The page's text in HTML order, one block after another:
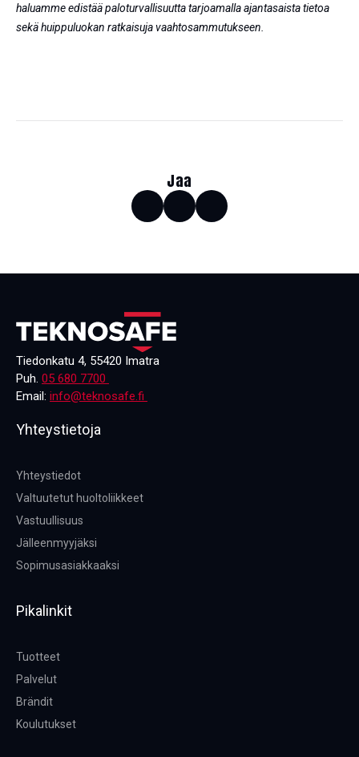
haluamme edistää paloturvallisuutta tarjoamalla ajantasaista tietoa
sekä huippuluokan ratkaisuja vaahtosammutukseen.
Jaa
Tiedonkatu 4, 55420 Imatra
Puh. 05 680 7700
Email: info@teknosafe.fi
Yhteystietoja
Yhteystiedot
Valtuutetut huoltoliikkeet
Vastuullisuus
Jälleenmyyjäksi
Sopimusasiakkaaksi
Pikalinkit
Tuotteet
Palvelut
Brändit
Koulutukset